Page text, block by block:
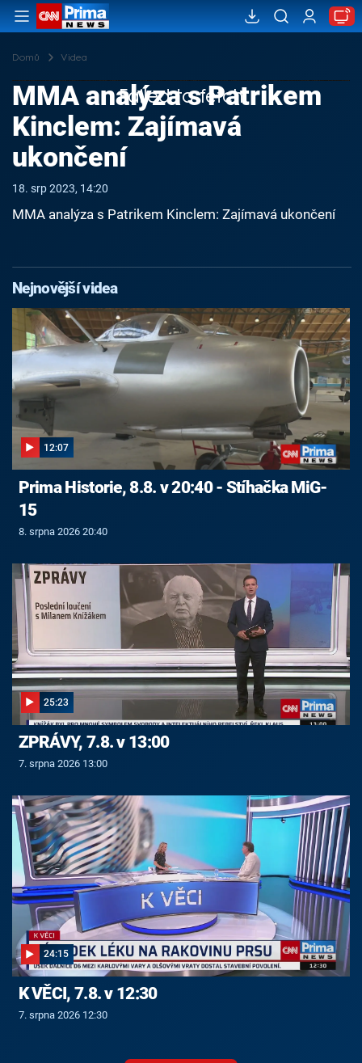
Domů Videa
Failed to fetch
MMA analýza s Patrikem
Kinclem: Zajímavá
ukončení
18. srp 2023, 14:20
MMA analýza s Patrikem Kinclem: Zajímavá ukončení
Nejnovější videa
12:07
Prima Historie, 8.8. v 20:40 - Stíhačka MiG-
15
8. srpna 2026 20:40
25:23
ZPRÁVY, 7.8. v 13:00
7. srpna 2026 13:00
24:15
K VĚCI, 7.8. v 12:30
7. srpna 2026 12:30